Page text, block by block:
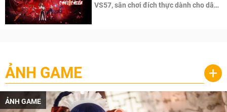
VS57, sân chơi đích thực dành cho dân
ẢNH GAME +
ẢNH GAME